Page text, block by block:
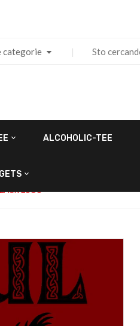
categorie
ALCOHOLIC-TEE
LOGO